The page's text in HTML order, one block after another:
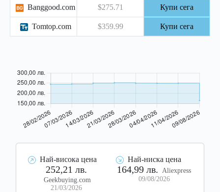
Banggood.com $275.71 Купи сега
Tomtop.com $359.99 Купи сега
Най-висока цена
252,21 лв.
Geekbuying.com
21/03/2026
Най-ниска цена
164,99 лв.
Aliexpress
09/08/2026